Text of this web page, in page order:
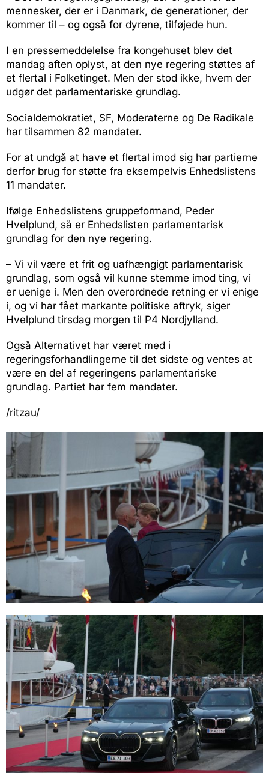
mennesker, der er i Danmark, de generationer, der
kommer til – og også for dyrene, tilføjede hun.
I en pressemeddelelse fra kongehuset blev det
mandag aften oplyst, at den nye regering støttes af
et flertal i Folketinget. Men der stod ikke, hvem der
udgør det parlamentariske grundlag.
Socialdemokratiet, SF, Moderaterne og De Radikale
har tilsammen 82 mandater.
For at undgå at have et flertal imod sig har partierne
derfor brug for støtte fra eksempelvis Enhedslistens
11 mandater.
Ifølge Enhedslistens gruppeformand, Peder
Hvelplund, så er Enhedslisten parlamentarisk
grundlag for den nye regering.
– Vi vil være et frit og uafhængigt parlamentarisk
grundlag, som også vil kunne stemme imod ting, vi
er uenige i. Men den overordnede retning er vi enige
i, og vi har fået markante politiske aftryk, siger
Hvelplund tirsdag morgen til P4 Nordjylland.
Også Alternativet har været med i
regeringsforhandlingerne til det sidste og ventes at
være en del af regeringens parlamentariske
grundlag. Partiet har fem mandater.
/ritzau/